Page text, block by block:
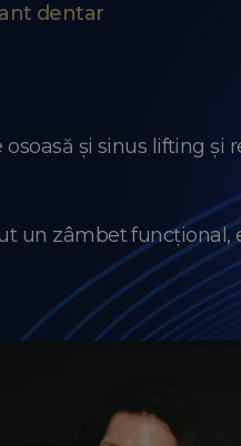
dentar
și sinus lifting și
un zâmbet funcțional,